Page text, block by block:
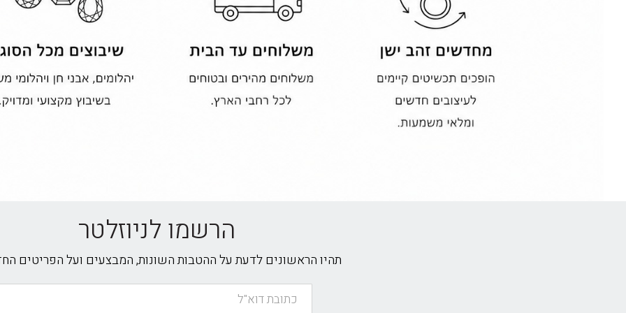
הרשמו לניוזלטר
תהיו הראשונים לדעת על ההטבות השונות, המבצעים ועל הפריטים